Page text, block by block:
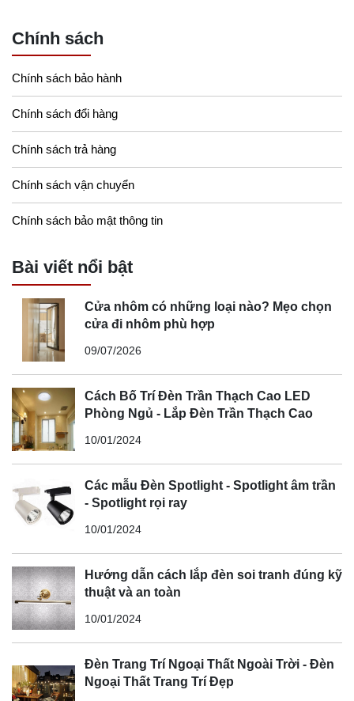
Chính sách
Chính sách bảo hành
Chính sách đổi hàng
Chính sách trả hàng
Chính sách vận chuyển
Chính sách bảo mật thông tin
Bài viết nổi bật
Cửa nhôm có những loại nào? Mẹo chọn
cửa đi nhôm phù hợp
09/07/2026
Cách Bố Trí Đèn Trần Thạch Cao LED
Phòng Ngủ - Lắp Đèn Trần Thạch Cao
10/01/2024
Các mẫu Đèn Spotlight - Spotlight âm trần
- Spotlight rọi ray
10/01/2024
Hướng dẫn cách lắp đèn soi tranh đúng kỹ
thuật và an toàn
10/01/2024
Đèn Trang Trí Ngoại Thất Ngoài Trời - Đèn
Ngoại Thất Trang Trí Đẹp